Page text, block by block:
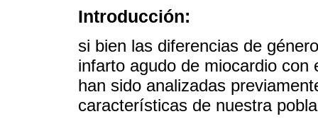
Introducción:
si bien las diferencias de
infarto agudo de miocardio
han sido analizadas
características de nuestra